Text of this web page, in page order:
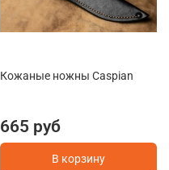
Кожаные ножны Caspian
665 руб
В корзину